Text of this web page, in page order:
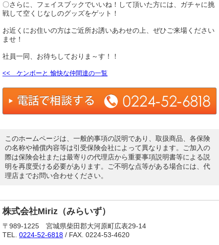
〇さらに、フェイスブックでいいね！して頂いた方には、ガチャに挑
戦して空くじなしのグッズをゲット！
お近くにお住いの方はご近所お誘いあわせの上、ぜひご来場ください
ませ！
社員一同、お待ちしておりま～す！！
<< ケンボーと 愉快な仲間達の一覧
このホームページは、一般的事項の説明であり、取扱商品、各保険
の名称や補償内容等は引受保険会社によって異なります。ご加入の
際は保険会社または最寄りの代理店から重要事項説明書等による説
明を再度受ける必要があります。ご不明な点等がある場合には、代
理店までお問い合わせください。
株式会社Miriz（みらいず）
〒989-1225 宮城県柴田郡大河原町広表29-14
TEL. 0224-52-6818 / FAX. 0224-53-4620